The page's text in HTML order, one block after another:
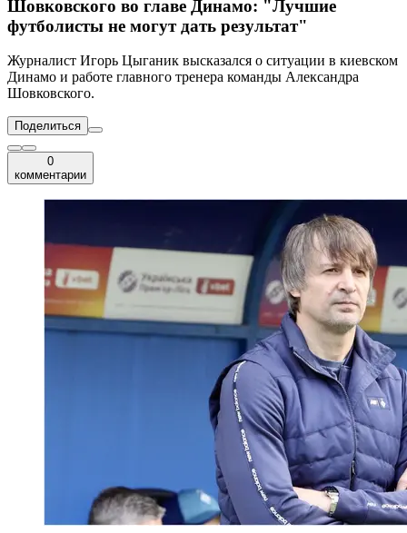
Шовковского во главе Динамо: "Лучшие
футболисты не могут дать результат"
Журналист Игорь Цыганик высказался о ситуации в киевском
Динамо и работе главного тренера команды Александра
Шовковского.
Поделиться
0
комментарии